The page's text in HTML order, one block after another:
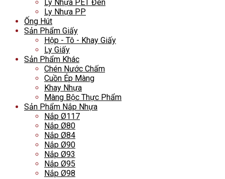
Ly Nhựa PET Đen
Ly Nhựa PP
Ống Hút
Sản Phẩm Giấy
Hộp - Tô - Khay Giấy
Ly Giấy
Sản Phẩm Khác
Chén Nước Chấm
Cuồn Ép Màng
Khay Nhựa
Màng Bộc Thực Phẩm
Sản Phẩm Nắp Nhựa
Nắp Ø117
Nắp Ø80
Nắp Ø84
Nắp Ø90
Nắp Ø93
Nắp Ø95
Nắp Ø98